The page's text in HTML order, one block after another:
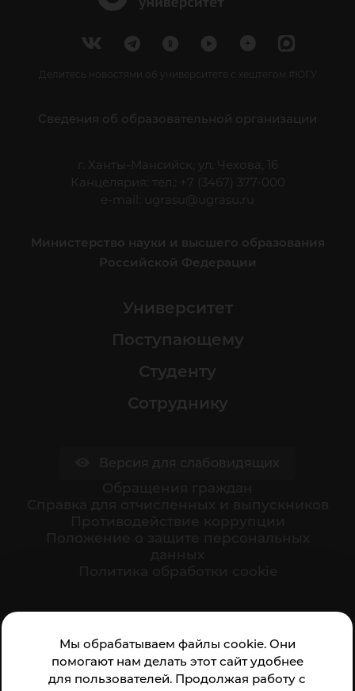
Мы обрабатываем файлы cookie. Они
помогают нам делать этот сайт удобнее
для пользователей. Продолжая работу с
Делитесь новостями об университете с хештегом #ЮГУ
Сведения об образовательной организации
г. Ханты-Мансийск, ул. Чехова, 16
Канцелярия: тел.: +7 (3467) 377-000
e-mail:
ugrasu@ugrasu.ru
Министерство науки и высшего образования
Российской Федерации
Университет
Поступающему
Студенту
Сотруднику
организации: